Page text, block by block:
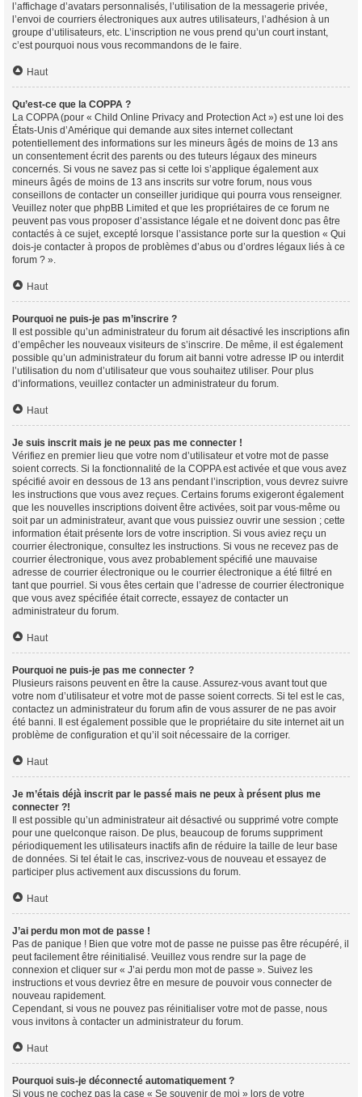
l’affichage d’avatars personnalisés, l’utilisation de la messagerie privée,
l’envoi de courriers électroniques aux autres utilisateurs, l’adhésion à un
groupe d’utilisateurs, etc. L’inscription ne vous prend qu’un court instant,
c’est pourquoi nous vous recommandons de le faire.
Haut
Qu’est-ce que la COPPA ?
La COPPA (pour « Child Online Privacy and Protection Act ») est une loi des
États-Unis d’Amérique qui demande aux sites internet collectant
potentiellement des informations sur les mineurs âgés de moins de 13 ans
un consentement écrit des parents ou des tuteurs légaux des mineurs
concernés. Si vous ne savez pas si cette loi s’applique également aux
mineurs âgés de moins de 13 ans inscrits sur votre forum, nous vous
conseillons de contacter un conseiller juridique qui pourra vous renseigner.
Veuillez noter que phpBB Limited et que les propriétaires de ce forum ne
peuvent pas vous proposer d’assistance légale et ne doivent donc pas être
contactés à ce sujet, excepté lorsque l’assistance porte sur la question « Qui
dois-je contacter à propos de problèmes d’abus ou d’ordres légaux liés à ce
forum ? ».
Haut
Pourquoi ne puis-je pas m’inscrire ?
Il est possible qu’un administrateur du forum ait désactivé les inscriptions afin
d’empêcher les nouveaux visiteurs de s’inscrire. De même, il est également
possible qu’un administrateur du forum ait banni votre adresse IP ou interdit
l’utilisation du nom d’utilisateur que vous souhaitez utiliser. Pour plus
d’informations, veuillez contacter un administrateur du forum.
Haut
Je suis inscrit mais je ne peux pas me connecter !
Vérifiez en premier lieu que votre nom d’utilisateur et votre mot de passe
soient corrects. Si la fonctionnalité de la COPPA est activée et que vous avez
spécifié avoir en dessous de 13 ans pendant l’inscription, vous devrez suivre
les instructions que vous avez reçues. Certains forums exigeront également
que les nouvelles inscriptions doivent être activées, soit par vous-même ou
soit par un administrateur, avant que vous puissiez ouvrir une session ; cette
information était présente lors de votre inscription. Si vous aviez reçu un
courrier électronique, consultez les instructions. Si vous ne recevez pas de
courrier électronique, vous avez probablement spécifié une mauvaise
adresse de courrier électronique ou le courrier électronique a été filtré en
tant que pourriel. Si vous êtes certain que l’adresse de courrier électronique
que vous avez spécifiée était correcte, essayez de contacter un
administrateur du forum.
Haut
Pourquoi ne puis-je pas me connecter ?
Plusieurs raisons peuvent en être la cause. Assurez-vous avant tout que
votre nom d’utilisateur et votre mot de passe soient corrects. Si tel est le cas,
contactez un administrateur du forum afin de vous assurer de ne pas avoir
été banni. Il est également possible que le propriétaire du site internet ait un
problème de configuration et qu’il soit nécessaire de la corriger.
Haut
Je m’étais déjà inscrit par le passé mais ne peux à présent plus me
connecter ?!
Il est possible qu’un administrateur ait désactivé ou supprimé votre compte
pour une quelconque raison. De plus, beaucoup de forums suppriment
périodiquement les utilisateurs inactifs afin de réduire la taille de leur base
de données. Si tel était le cas, inscrivez-vous de nouveau et essayez de
participer plus activement aux discussions du forum.
Haut
J’ai perdu mon mot de passe !
Pas de panique ! Bien que votre mot de passe ne puisse pas être récupéré, il
peut facilement être réinitialisé. Veuillez vous rendre sur la page de
connexion et cliquer sur « J’ai perdu mon mot de passe ». Suivez les
instructions et vous devriez être en mesure de pouvoir vous connecter de
nouveau rapidement.
Cependant, si vous ne pouvez pas réinitialiser votre mot de passe, nous
vous invitons à contacter un administrateur du forum.
Haut
Pourquoi suis-je déconnecté automatiquement ?
Si vous ne cochez pas la case « Se souvenir de moi » lors de votre